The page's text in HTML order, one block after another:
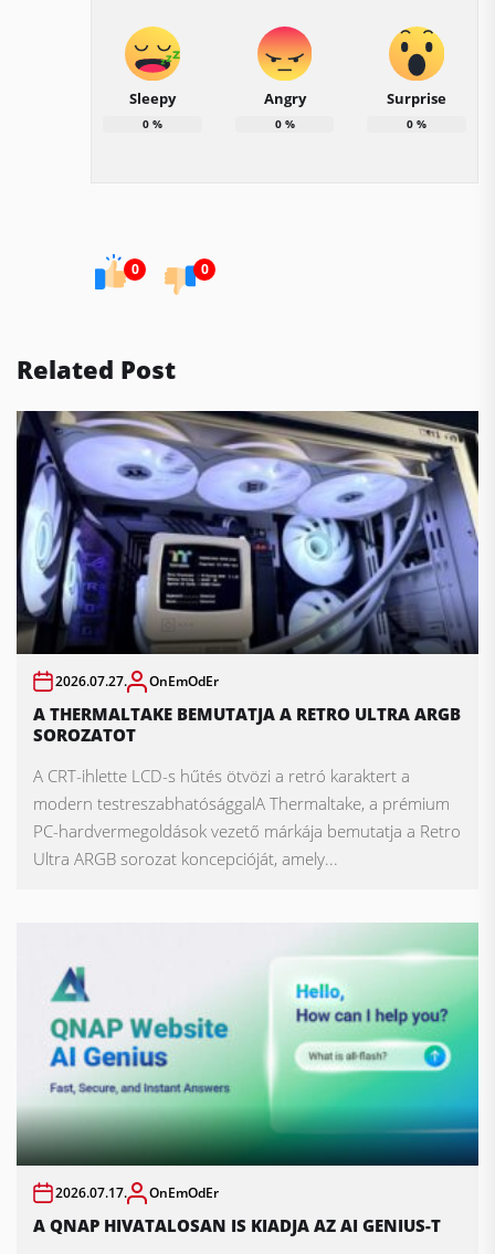
Sleepy
0%
Angry
0%
Surprise
0 %
0 0
Related Post
2026.07.27. OnEmOdEr
A THERMALTAKE BEMUTATJA A RETRO ULTRA ARGB
SOROZATOT
A CRT-ihlette LCD-s hűtés ötvözi a retró karaktert a
modern testreszabhatósággalA Thermaltake, a prémium
PC-hardvermegoldások vezető márkája bemutatja a Retro
Ultra ARGB sorozat koncepcióját, amely...
2026.07.17. OnEmOdEr
A QNAP HIVATALOSAN IS KIADJA AZ AI GENIUS-T